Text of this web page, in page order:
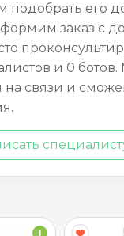
подобрать его
заказ с
и 0
связи и